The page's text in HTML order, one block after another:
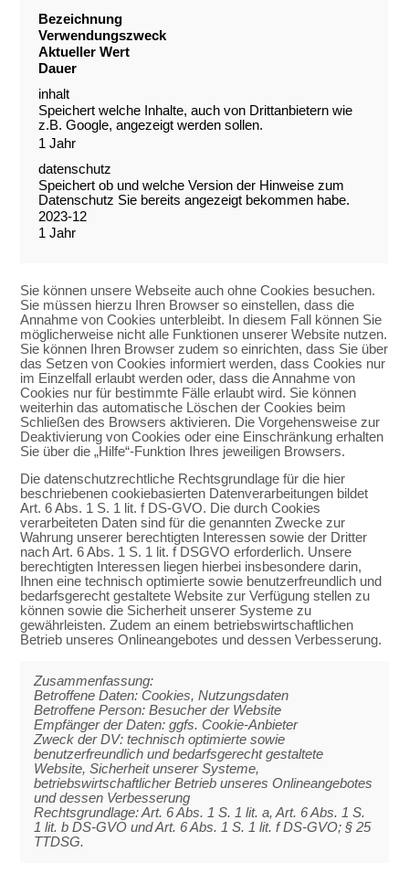
Bezeichnung
Verwendungszweck
Aktueller Wert
Dauer
inhalt
Speichert welche Inhalte, auch von Drittanbietern wie
z.B. Google, angezeigt werden sollen.
1 Jahr
datenschutz
Speichert ob und welche Version der Hinweise zum
Datenschutz Sie bereits angezeigt bekommen habe.
2023-12
1 Jahr
Sie können unsere Webseite auch ohne Cookies besuchen.
Sie müssen hierzu Ihren Browser so einstellen, dass die
Annahme von Cookies unterbleibt. In diesem Fall können Sie
möglicherweise nicht alle Funktionen unserer Website nutzen.
Sie können Ihren Browser zudem so einrichten, dass Sie über
das Setzen von Cookies informiert werden, dass Cookies nur
im Einzelfall erlaubt werden oder, dass die Annahme von
Cookies nur für bestimmte Fälle erlaubt wird. Sie können
weiterhin das automatische Löschen der Cookies beim
Schließen des Browsers aktivieren. Die Vorgehensweise zur
Deaktivierung von Cookies oder eine Einschränkung erhalten
Sie über die „Hilfe“-Funktion Ihres jeweiligen Browsers.
Die datenschutzrechtliche Rechtsgrundlage für die hier
beschriebenen cookiebasierten Datenverarbeitungen bildet
Art. 6 Abs. 1 S. 1 lit. f DS-GVO. Die durch Cookies
verarbeiteten Daten sind für die genannten Zwecke zur
Wahrung unserer berechtigten Interessen sowie der Dritter
nach Art. 6 Abs. 1 S. 1 lit. f DSGVO erforderlich. Unsere
berechtigten Interessen liegen hierbei insbesondere darin,
Ihnen eine technisch optimierte sowie benutzerfreundlich und
bedarfsgerecht gestaltete Website zur Verfügung stellen zu
können sowie die Sicherheit unserer Systeme zu
gewährleisten. Zudem an einem betriebswirtschaftlichen
Betrieb unseres Onlineangebotes und dessen Verbesserung.
Zusammenfassung:
Betroffene Daten: Cookies, Nutzungsdaten
Betroffene Person: Besucher der Website
Empfänger der Daten: ggfs. Cookie-Anbieter
Zweck der DV: technisch optimierte sowie
benutzerfreundlich und bedarfsgerecht gestaltete
Website, Sicherheit unserer Systeme,
betriebswirtschaftlicher Betrieb unseres Onlineangebotes
und dessen Verbesserung
Rechtsgrundlage: Art. 6 Abs. 1 S. 1 lit. a, Art. 6 Abs. 1 S.
1 lit. b DS-GVO und Art. 6 Abs. 1 S. 1 lit. f DS-GVO; § 25
TTDSG.